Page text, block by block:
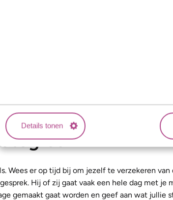
Details tonen
klus. Je wilt meerdere locaties bezoeken.
de trouwlocatie? Deze kan de sfeer van
de eerste de beste locatie, maar wees kritisch.
met deze checklist naar de locatie. Maak
locatie, het eten, het personeel, de
te voorkomen.
Wees er op tijd bij om jezelf te verzekeren van
Hij of zij gaat vaak een hele dag met je
gemaakt gaat worden en geef aan wat jullie